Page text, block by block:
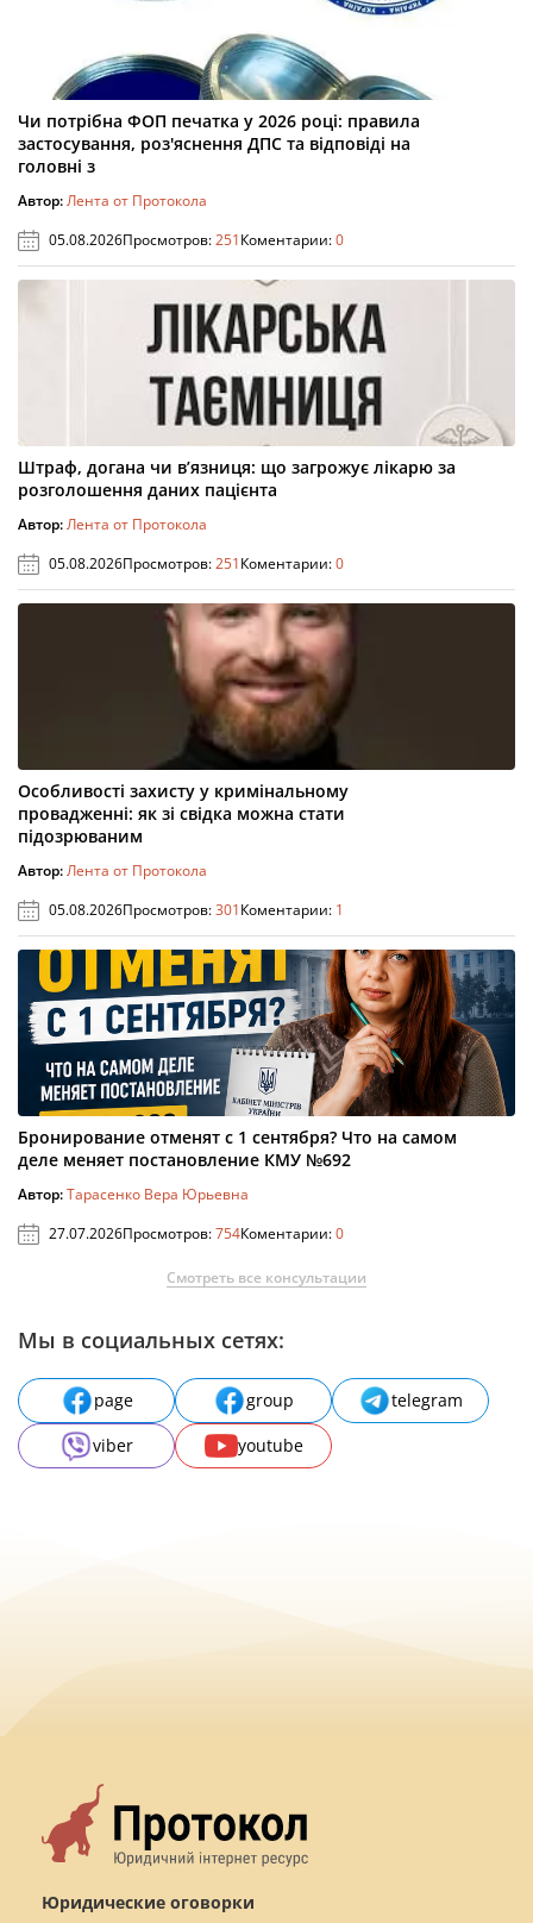
Чи потрібна ФОП печатка у 2026 році: правила
застосування, роз'яснення ДПС та відповіді на
головні з
Автор:Лента от Протокола
05.08.2026Просмотров:251Коментарии:0
Штраф, догана чи в’язниця: що загрожує лікарю за
розголошення даних пацієнта
Автор:Лента от Протокола
05.08.2026Просмотров:251Коментарии:0
Особливості захисту у кримінальному
провадженні: як зі свідка можна стати
підозрюваним
Автор:Лента от Протокола
05.08.2026Просмотров:301Коментарии: 1
Бронирование отменят с 1 сентября? Что на самом
деле меняет постановление КМУ №692
Автор:Тарасенко Вера Юрьевна
27.07.2026Просмотров:754Коментарии:0
Смотреть все консультации
Мы в социальных сетях:
page group
telegram
viber
youtube
Юридические оговорки